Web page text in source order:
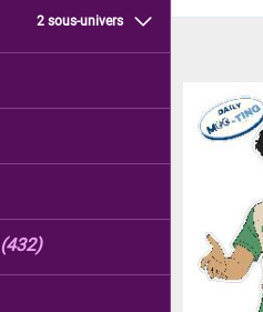
2 sous-univers
(432)